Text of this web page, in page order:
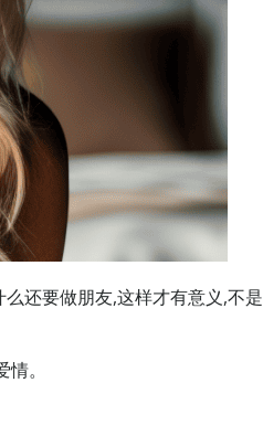
还要做朋友,这样才有意义,不是
。